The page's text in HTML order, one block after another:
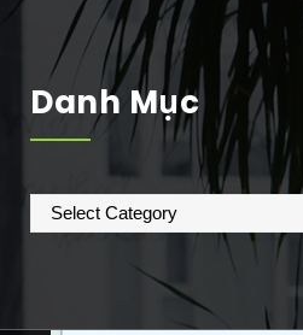
Danh Mục
Danh
mục